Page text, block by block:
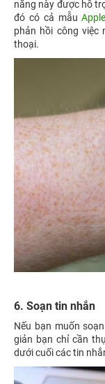
năng này được hỗ
đó có cả mẫu
phản hồi công việc
thoại.
6. Soạn tin nhắn
Nếu bạn muốn
giản bạn chỉ cần
dưới cuối các tin